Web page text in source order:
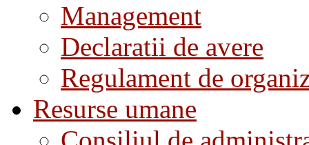
Management
Declaratii de avere
Regulament de
Resurse umane